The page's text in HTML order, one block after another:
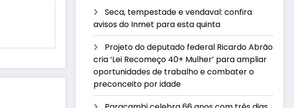
Seca, tempestade e vendaval: confira
avisos do Inmet para esta quinta
Projeto do deputado federal Ricardo Abrão
cria ‘Lei Recomeço 40+ Mulher’ para ampliar
oportunidades de trabalho e combater o
preconceito por idade